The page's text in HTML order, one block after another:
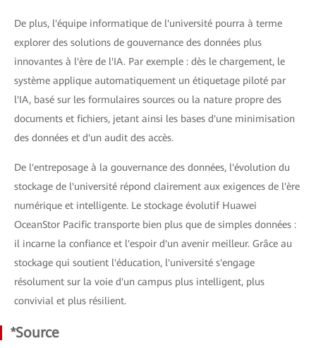
De plus, l'équipe informatique de l'université pourra à terme
explorer des solutions de gouvernance des données plus
innovantes à l'ère de l'IA. Par exemple : dès le chargement, le
système applique automatiquement un étiquetage piloté par
l'IA, basé sur les formulaires sources ou la nature propre des
documents et fichiers, jetant ainsi les bases d'une minimisation
des données et d'un audit des accès.
De l'entreposage à la gouvernance des données, l'évolution du
stockage de l'université répond clairement aux exigences de l'ère
numérique et intelligente. Le stockage évolutif Huawei
OceanStor Pacific transporte bien plus que de simples données :
il incarne la confiance et l'espoir d'un avenir meilleur. Grâce au
stockage qui soutient l'éducation, l'université s'engage
résolument sur la voie d'un campus plus intelligent, plus
convivial et plus résilient.
*Source